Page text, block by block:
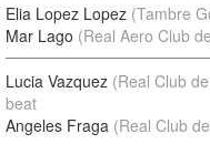
Elia Lopez Lopez (Tambre
Mar Lago (Real Aero Club
Lucia Vazquez (Real Club
beat
Angeles Fraga (Real Club